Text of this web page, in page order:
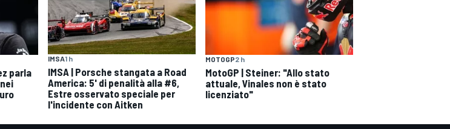
parla
IMSA1 h
IMSA | Porsche stangata a Road
America: 5' di penalità alla #6,
Estre osservato speciale per
l'incidente con Aitken
MOTOGP2 h
MotoGP | Steiner: "Allo stato
attuale, Vinales non è stato
licenziato"